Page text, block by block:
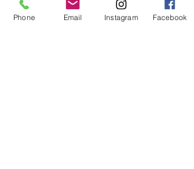
Phone Email Instagram Facebook